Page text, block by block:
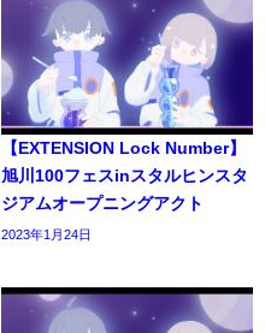
【EXTENSION Lock Number】
旭川100フェスinスタルヒンスタ
ジアムオープニングアクト
2023年1月24日